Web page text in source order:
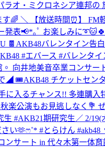
・ミクロネシア連邦の
🌈 ＼ 【放送時間⏰】
表📢*｡ﾟ お楽しみに
🍫AKB48バレンタイン
#エバース #バレンタ
向井地美音卒業コンサ
◢ 🎟AKB48 チケットセン
入るチャンス!! 多連購
楽公演もお見逃しなく
生 #AKB21期研究生 ／ 2/
🫶ෆ˚* #とらけん #akb48
サート in 代々木第一体